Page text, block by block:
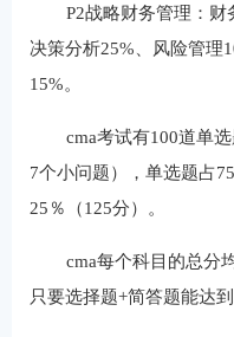
P2战略财务管理：财
决策分析25%、风险管理
15%。
cma考试有100道单
7个小问题），单选题占
25％（125分）。
cma每个科目的总分
只要选择题+简答题能达到